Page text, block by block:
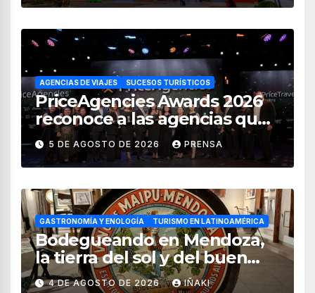
AGENCIAS DE VIAJES SUCESOS TURÍSTICOS
PriceAgencies Awards 2026
reconoce a las agencias que
impulsan el crecimiento del
turismo en México
5 DE AGOSTO DE 2026 PRENSA
GASTRONOMÍA Y ENOLOGÍA TURISMO EN LATINOAMÉRICA
Bodegueando en Mendoza,
la tierra del sol y del buen
vino
4 DE AGOSTO DE 2026 IÑAKI